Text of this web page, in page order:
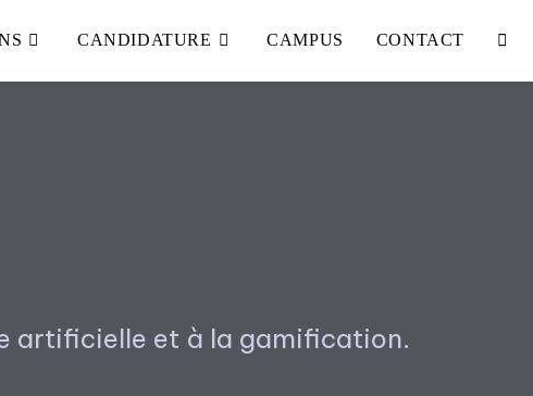
CANDIDATURE CAMPUS CONTACT
artificielle et à la gamification.